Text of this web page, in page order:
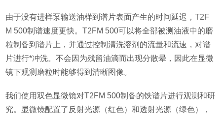
由于没有进样泵输送油样到谱片表面产生的时间延迟，T2F
M 500制谱速度更快。T2FM 500可以将全部被测油液中的磨
粒制备到谱片上，并通过控制清洗溶剂的流量和流速，对谱
片进行*冲洗。不会因为残留油滴而出现分散晕，因此在显微
镜下观测磨粒时能够得到清晰图像。
我们使用双色显微镜对T2FM 500制备的铁谱片进行观测和研
究。显微镜配置了反射光源（红色）和透射光源（绿色），